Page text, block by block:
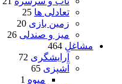
تعادلی ها 25
زمین بازی 20
میز و صندلی 26
مشاغل 464
آرایشگری 72
آشپزی 65
میوه 1